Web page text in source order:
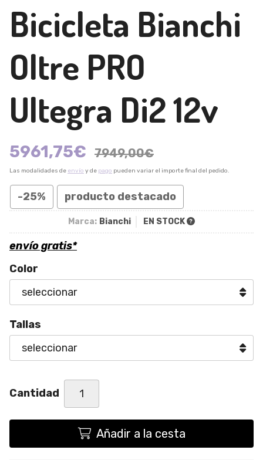
Bicicleta Bianchi
Oltre PRO
Ultegra Di2 12v
5961,75€ 7949,00€
Las modalidades de envío y de pago pueden variar el importe final del pedido.
-25% producto destacado
Marca: Bianchi EN STOCK
envío gratis*
Color
Tallas
Cantidad
Añadir a la cesta